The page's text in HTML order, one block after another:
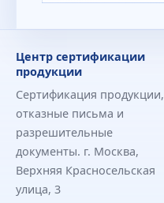
Центр сертификации
продукции
Сертификация продукции,
отказные письма и
разрешительные
документы. г. Москва,
Верхняя Красносельская
улица, 3